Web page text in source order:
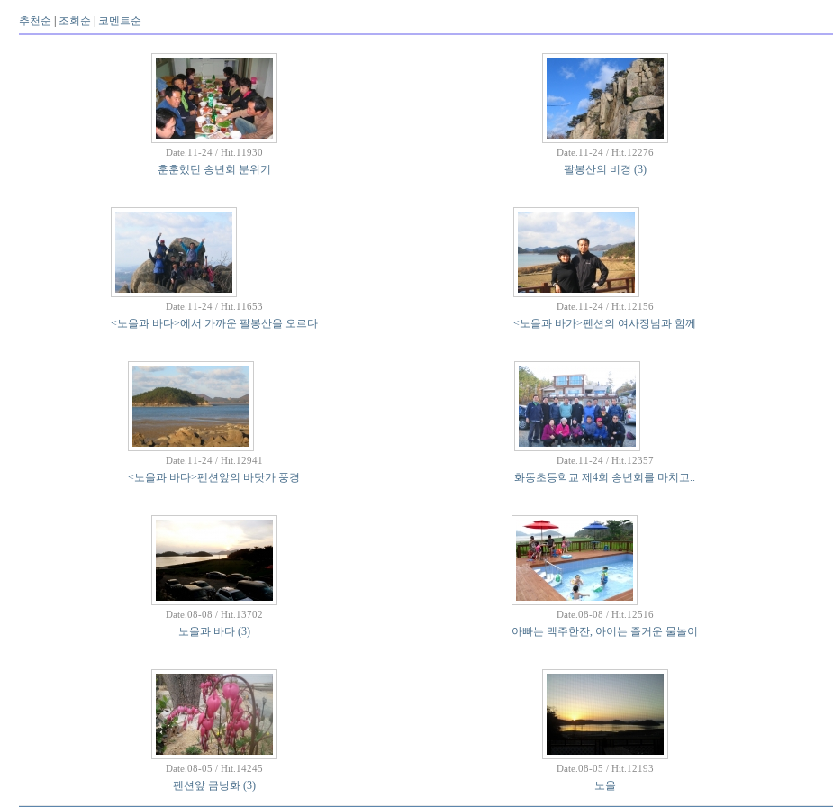
추천순 조회순 코멘트순
Date.11-24 / Hit.11930
훈훈했던 송년회 분위기
Date.11-24 / Hit.12276
팔봉산의 비경 (3)
Date.11-24 / Hit.11653
<노을과 바다>에서 가까운 팔봉산을 오르다
Date.11-24 / Hit.12156
<노을과 바가>펜션의 여사장님과 함께
Date.11-24 / Hit.12941
<노을과 바다>펜션앞의 바닷가 풍경
Date.11-24 / Hit.12357
화동초등학교 제4회 송년회를 마치고..
Date.08-08 / Hit.13702
노을과 바다 (3)
Date.08-08 / Hit.12516
아빠는 맥주한잔, 아이는 즐거운 물놀이
Date.08-05 / Hit.14245
펜션앞 금낭화 (3)
Date.08-05 / Hit.12193
노을